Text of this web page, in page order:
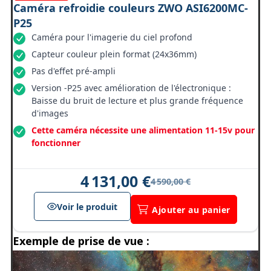
Caméra refroidie couleurs ZWO ASI6200MC-
P25
Caméra pour l'imagerie du ciel profond
Capteur couleur plein format (24x36mm)
Pas d'effet pré-ampli
Version -P25 avec amélioration de l'électronique :
Baisse du bruit de lecture et plus grande fréquence
d'images
Cette caméra nécessite une alimentation 11-15v pour
fonctionner
4 590,00 €
4 131,00 €
Voir le produit Ajouter au panier
Exemple de prise de vue :